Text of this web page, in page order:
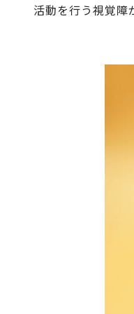
活動を行う視覚障